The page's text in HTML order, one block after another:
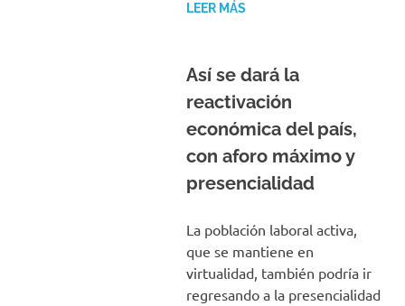
LEER MÁS
Así se dará la
reactivación
económica del país,
con aforo máximo y
presencialidad
La población laboral activa,
que se mantiene en
virtualidad, también podría ir
regresando a la presencialidad